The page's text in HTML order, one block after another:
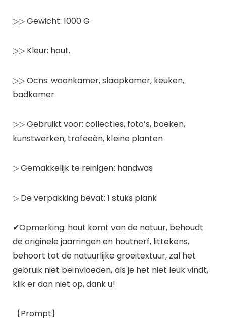
▷▷ Gewicht: 1000 G
▷▷ Kleur: hout.
▷▷ Ocns: woonkamer, slaapkamer, keuken,
badkamer
▷▷ Gebruikt voor: collecties, foto’s, boeken,
kunstwerken, trofeeën, kleine planten
▷ Gemakkelijk te reinigen: handwas
▷ De verpakking bevat: 1 stuks plank
✔Opmerking: hout komt van de natuur, behoudt
de originele jaarringen en houtnerf, littekens,
behoort tot de natuurlijke groeitextuur, zal het
gebruik niet beïnvloeden, als je het niet leuk vindt,
klik er dan niet op, dank u!
【Prompt】